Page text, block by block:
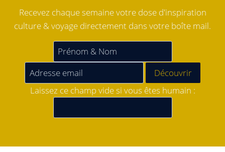
Recevez chaque semaine votre dose d'inspiration
culture & voyage directement dans votre boîte mail.
Laissez ce champ vide si vous êtes humain :